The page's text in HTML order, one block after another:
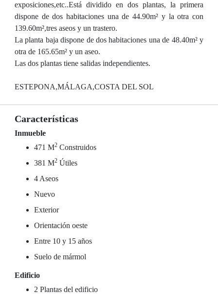
exposiciones,etc..Está dividido en dos plantas, la primera
dispone de dos habitaciones una de 44.90m² y la otra con
139.60m²,tres aseos y un trastero.
La planta baja dispone de dos habitaciones una de 48.40m² y
otra de 165.65m² y un aseo.
Las dos plantas tiene salidas independientes.
ESTEPONA,MÁLAGA,COSTA DEL SOL
Características
Inmueble
471 M2 Construidos
381 M2 Útiles
4 Aseos
Nuevo
Exterior
Orientación oeste
Entre 10 y 15 años
Suelo de mármol
Edificio
2 Plantas del edificio